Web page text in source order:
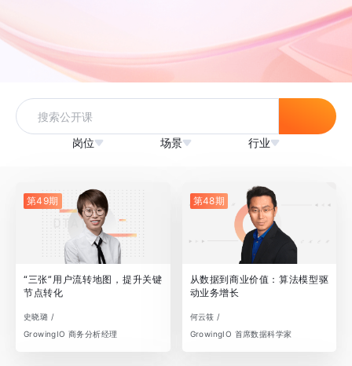
岗位 场景 行业
第49期
“三张”用户流转地图，提升关键
节点转化
史晓璐 /
GrowingIO 商务分析经理
第48期
从数据到商业价值：算法模型驱
动业务增长
何云筱 /
GrowingIO 首席数据科学家